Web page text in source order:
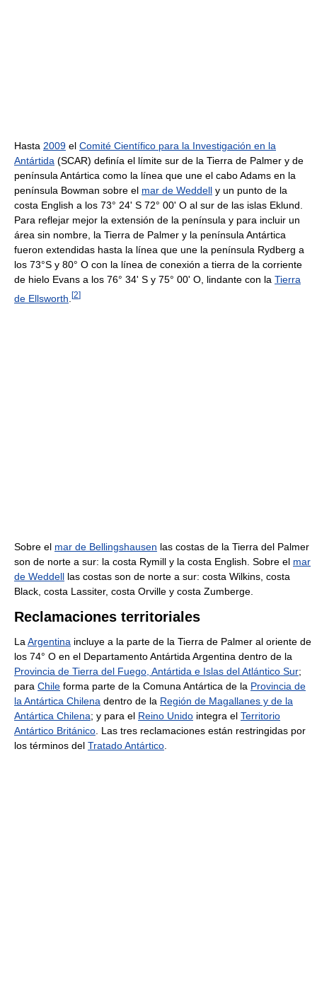
Hasta 2009 el Comité Científico para la Investigación en la
Antártida (SCAR) definía el límite sur de la Tierra de Palmer y de
península Antártica como la línea que une el cabo Adams en la
península Bowman sobre el mar de Weddell y un punto de la
costa English a los 73° 24' S 72° 00' O al sur de las islas Eklund.
Para reflejar mejor la extensión de la península y para incluir un
área sin nombre, la Tierra de Palmer y la península Antártica
fueron extendidas hasta la línea que une la península Rydberg a
los 73°S y 80° O con la línea de conexión a tierra de la corriente
de hielo Evans a los 76° 34' S y 75° 00' O, lindante con la Tierra
de Ellsworth [2]
Sobre el mar de Bellingshausen las costas de la Tierra del Palmer
son de norte a sur: la costa Rymill y la costa English. Sobre el mar
de Weddell las costas son de norte a sur: costa Wilkins, costa
Black, costa Lassiter, costa Orville y costa Zumberge.
Reclamaciones territoriales
La Argentina incluye a la parte de la Tierra de Palmer al oriente de
los 74° O en el Departamento Antártida Argentina dentro de la
Provincia de Tierra del Fuego, Antártida e Islas del Atlántico Sur;
para Chile forma parte de la Comuna Antártica de la Provincia de
la Antártica Chilena dentro de la Región de Magallanes y de la
Antártica Chilena; y para el Reino Unido integra el Territorio
Antártico Británico . Las tres reclamaciones están restringidas por
los términos del Tratado Antártico